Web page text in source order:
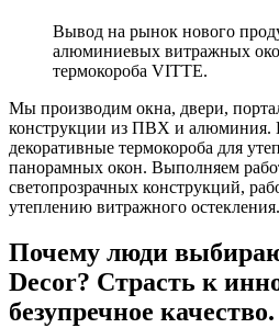
Вывод на рынок нового
алюминиевых витражных
термокороба VITTE.
Мы производим окна, двери,
конструкции из ПВХ и алюминия.
декоративные термокороба для
панорамных окон. Выполняем
светопрозрачных конструкций,
утеплению витражного остекления.
Почему люди
Decor? Страсть к
безупречное качество.